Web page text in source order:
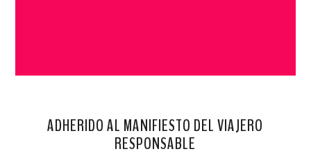
ADHERIDO AL MANIFIESTO DEL VIAJERO
RESPONSABLE